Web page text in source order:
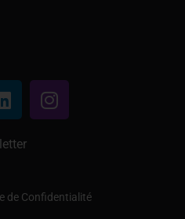
de Confidentialité